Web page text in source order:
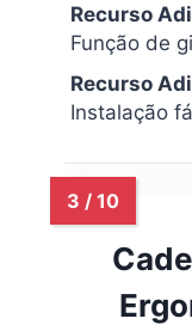
Recurso
Função de
Recurso
Instalação